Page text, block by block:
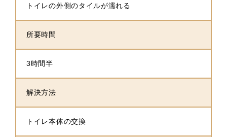
トイレの外側のタイルが濡れる
所要時間
3時間半
解決方法
トイレ本体の交換